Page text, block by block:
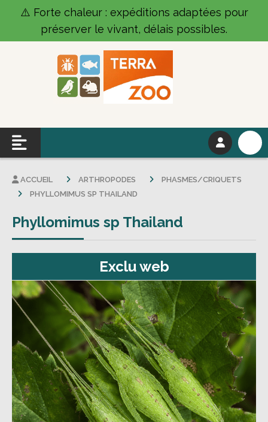
⚠️ Forte chaleur : expéditions adaptées pour
préserver le vivant, délais possibles.
ACCUEIL ARTHROPODES
PHASMES/CRIQUETS
PHYLLOMIMUS SP THAILAND
Phyllomimus sp Thailand
Exclu web